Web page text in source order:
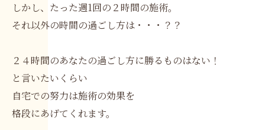
しかし、たった週1回の２時間の施術。
それ以外の時間の過ごし方は・・・？？
２４時間のあなたの過ごし方に勝るものはない！
と言いたいくらい
自宅での努力は施術の効果を
格段にあげてくれます。